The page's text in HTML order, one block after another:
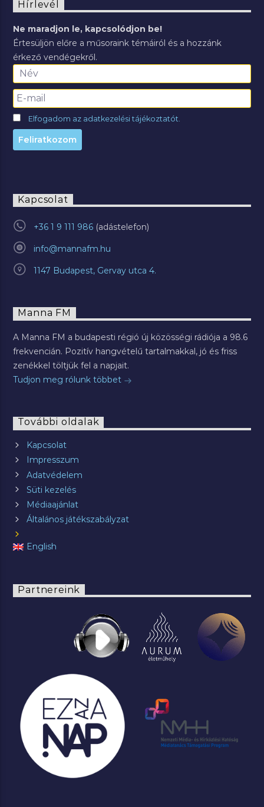
Hírlevél
Ne maradjon le, kapcsolódjon be!
Értesüljön előre a műsoraink témáiról és a hozzánk
érkező vendégekről.
Elfogadom az adatkezelési tájékoztatót.
Kapcsolat
+36 1 9 111 986
info@mannafm.hu
1147 Budapest, Gervay utca 4.
Manna FM
A Manna FM a budapesti régió új közösségi rádiója a 98.6
frekvencián. Pozitív hangvételű tartalmakkal, jó és friss
zenékkel töltjük fel a napjait.
Tudjon meg rólunk többet
További oldalak
Kapcsolat
Impresszum
Adatvédelem
Süti kezelés
Médiaajánlat
Általános játékszabályzat
English
Partnereink